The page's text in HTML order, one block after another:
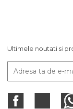
Ultimele noutati si
Twitter